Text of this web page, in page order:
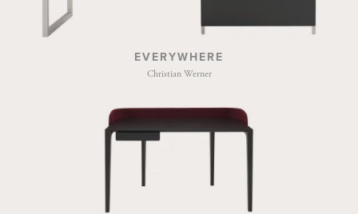
EVERYWHERE
Christian Werner